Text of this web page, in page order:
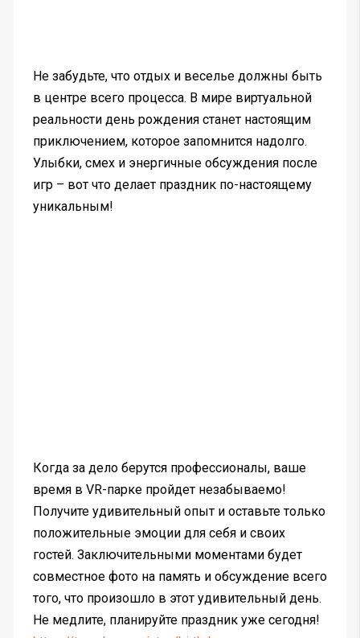
Не забудьте, что отдых и веселье должны быть
в центре всего процесса. В мире виртуальной
реальности день рождения станет настоящим
приключением, которое запомнится надолго.
Улыбки, смех и энергичные обсуждения после
игр – вот что делает праздник по-настоящему
уникальным!
Когда за дело берутся профессионалы, ваше
время в VR-парке пройдет незабываемо!
Получите удивительный опыт и оставьте только
положительные эмоции для себя и своих
гостей. Заключительными моментами будет
совместное фото на память и обсуждение всего
того, что произошло в этот удивительный день.
Не медлите, планируйте праздник уже сегодня!